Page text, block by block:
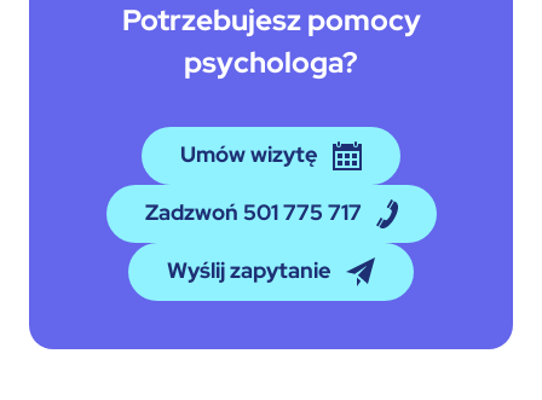
Potrzebujesz pomocy
psychologa?
Umów wizytę
Zadzwoń 501 775 717
Wyślij zapytanie